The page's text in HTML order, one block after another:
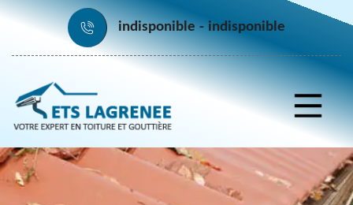
indisponible indisponible